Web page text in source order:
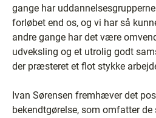
gange har
forløbet end os, og vi har så
andre gange har det være
udveksling og et utrolig godt
der præsteret et flot stykke
Ivan Sørensen fremhæver det
bekendtgørelse, som omfatter de